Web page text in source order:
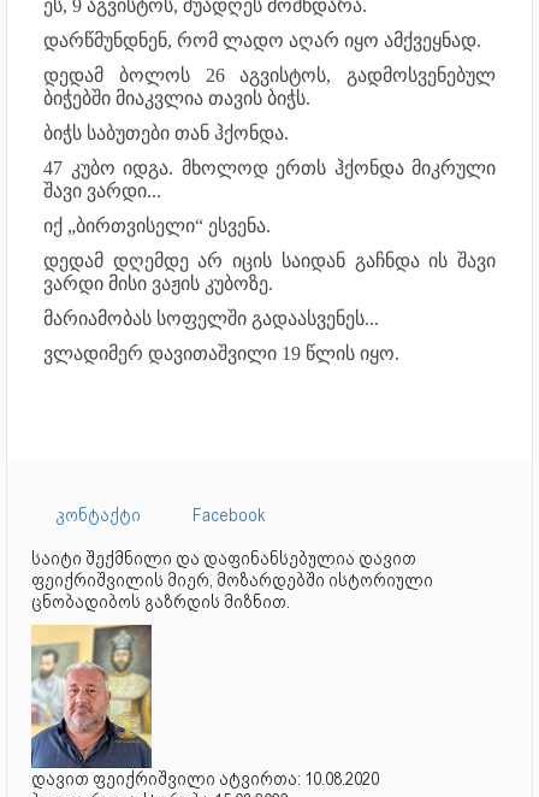
ეს, 9 აგვისტოს, შუადღეს მომხდარა.
დარწმუნდნენ, რომ ლადო აღარ იყო ამქვეყნად.
დედამ ბოლოს 26 აგვისტოს, გადმოსვენებულ
ბიჭებში მიაკვლია თავის ბიჭს.
ბიჭს საბუთები თან ჰქონდა.
47 კუბო იდგა. მხოლოდ ერთს ჰქონდა მიკრული
შავი ვარდი...
იქ „ბირთვისელი“ ესვენა.
დედამ დღემდე არ იცის საიდან გაჩნდა ის შავი
ვარდი მისი ვაჟის კუბოზე.
მარიამობას სოფელში გადაასვენეს...
ვლადიმერ დავითაშვილი 19 წლის იყო.
კონტაქტი
Facebook
საიტი შექმნილი და დაფინანსებულია დავით
ფეიქრიშვილის მიერ, მოზარდებში ისტორიული
ცნობადიბოს გაზრდის მიზნით.
დავით ფეიქრიშვილი ატვირთა: 10.08.2020